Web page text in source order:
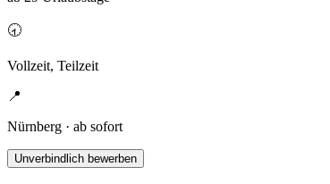
🕣
Vollzeit, Teilzeit
📍
Nürnberg · ab sofort
Unverbindlich bewerben